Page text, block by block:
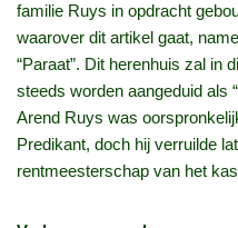
familie Ruys in opdracht
waarover dit artikel gaat,
“Paraat”. Dit herenhuis zal in
steeds worden aangeduid als
Arend Ruys was
Predikant, doch hij verruilde
rentmeesterschap van het